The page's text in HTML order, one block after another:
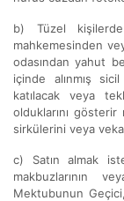
b) Tüzel
mahkemesinden
odasından yahut
içinde alınmış
katılacak veya
olduklarını
sirkülerini veya
c) Satın almak
makbuzlarının
Mektubunun